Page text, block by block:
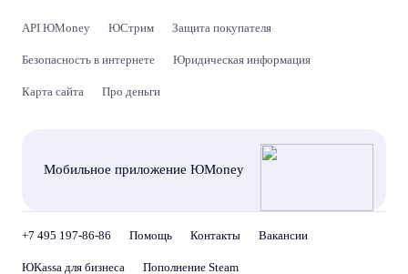
API ЮMoney ЮСтрим Защита покупателя
Безопасность в интернете Юридическая информация
Карта сайта Про деньги
Мобильное приложение ЮMoney
+7 495 197-86-86 Помощь Контакты Вакансии
ЮKassa для бизнеса Пополнение Steam